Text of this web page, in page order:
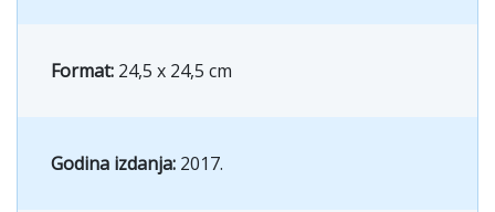
Format: 24,5 x 24,5 cm
Godina izdanja: 2017.